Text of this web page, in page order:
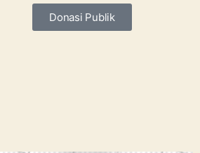
Donasi Publik